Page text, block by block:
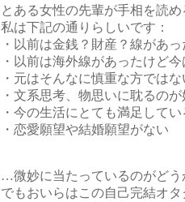
とある女性の先輩が手相を読
私は下記の通りらしいです：
・以前は金銭？財産？線があ
・以前は海外線があったけど
・元はそんなに慎重な方では
・文系思考、物思いに耽るの
・今の生活にとても満足してい
・恋愛願望や結婚願望がない
…微妙に当たっているのがどう
でもおいらはこの自己完結オ